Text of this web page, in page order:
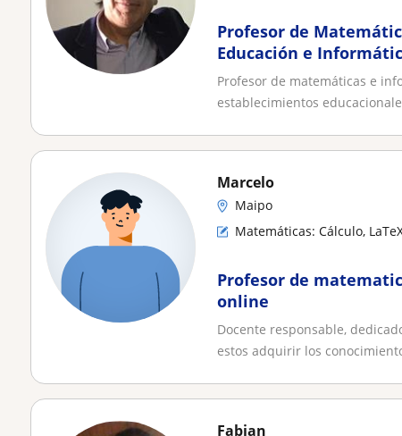
Profesor de
Educación e
Profesor de matemáticas e
establecimientos
Marcelo
Maipo
Matemáticas: Cálculo,
Profesor de
online
Docente responsable,
estos adquirir los
Fabian